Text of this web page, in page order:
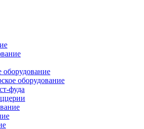
оборудование
оборудование
фуда